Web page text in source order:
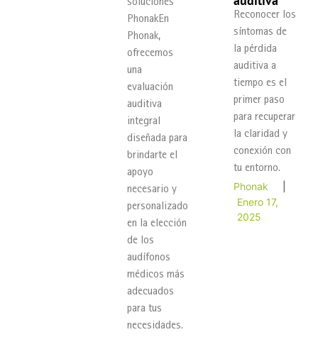
soluciones
PhonakEn
Phonak,
ofrecemos
una
evaluación
auditiva
integral
diseñada para
brindarte el
apoyo
necesario y
personalizado
en la elección
de los
audífonos
médicos más
adecuados
para tus
necesidades.
Reconocer los
síntomas de
la pérdida
auditiva a
tiempo es el
primer paso
para recuperar
la claridad y
conexión con
tu entorno.
Phonak
Enero 17,
2025